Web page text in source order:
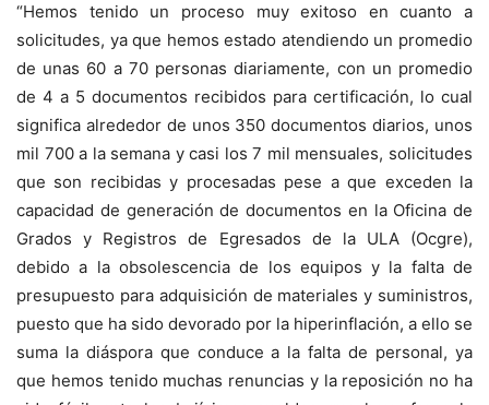
“Hemos tenido un proceso muy exitoso en cuanto a
solicitudes, ya que hemos estado atendiendo un promedio
de unas 60 a 70 personas diariamente, con un promedio
de 4 a 5 documentos recibidos para certificación, lo cual
significa alrededor de unos 350 documentos diarios, unos
mil 700 a la semana y casi los 7 mil mensuales, solicitudes
que son recibidas y procesadas pese a que exceden la
capacidad de generación de documentos en la Oficina de
Grados y Registros de Egresados de la ULA (Ocgre),
debido a la obsolescencia de los equipos y la falta de
presupuesto para adquisición de materiales y suministros,
puesto que ha sido devorado por la hiperinflación, a ello se
suma la diáspora que conduce a la falta de personal, ya
que hemos tenido muchas renuncias y la reposición no ha